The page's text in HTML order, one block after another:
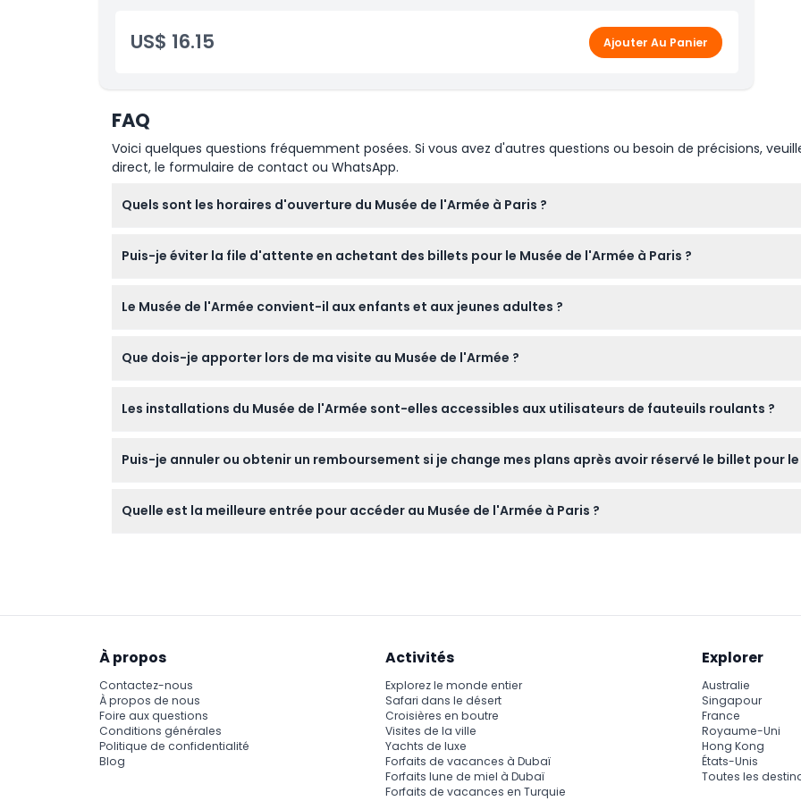
Heures d'ouverture
À savoir
Entrée nocturne à tarif réduit, si sélectionnée (voir informations supplémentaires)
US$ 16.15 Ajouter Au Panier
FAQ
Voici quelques questions fréquemment posées. Si vous avez d'autres questions ou besoin de précisions,
direct, le formulaire de contact ou WhatsApp.
Quels sont les horaires d'ouverture du Musée de l'Armée à Paris ?
fermé le 1er janvier, le 1er mai et le 25 décembre (sous réserve de modifications — veuillez confirmer au
Puis-je éviter la file d'attente en achetant des billets pour le Musée de l'Armée à Paris ?
rapide.
Le Musée de l'Armée convient-il aux enfants et aux jeunes adultes ?
en fait une excellente visite éducative pour les familles et les jeunes passionnés d'histoire.
Que dois-je apporter lors de ma visite au Musée de l'Armée ?
confortables sont conseillées pour explorer le musée.
Les installations du Musée de l'Armée sont-elles accessibles aux utilisateurs de fauteuils roulants ?
Puis-je annuler ou obtenir un remboursement si je change mes plans après avoir réservé le billet pour le
définitifs avant la réservation.
Quelle est la meilleure entrée pour accéder au Musée de l'Armée à Paris ?
À propos
Contactez-nous
À propos de nous
Foire aux questions
Conditions générales
Politique de confidentialité
Blog
Activités
Explorez le monde entier
Safari dans le désert
Croisières en boutre
Visites de la ville
Yachts de luxe
Forfaits de vacances à Dubaï
Forfaits lune de miel à Dubaï
Forfaits de vacances en Turquie
Explorer
Australie
Singapour
France
Royaume-Uni
Hong Kong
États-Unis
Toutes les